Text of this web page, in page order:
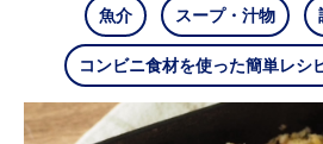
魚介 スープ・汁物
コンビニ食材を使った簡単レシ